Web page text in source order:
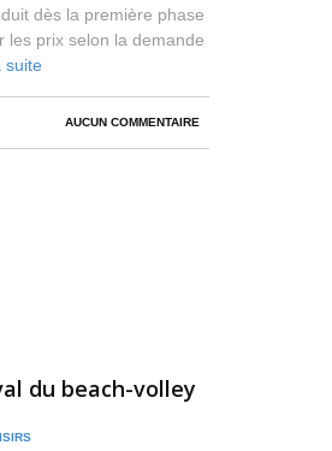
dès la première phase
les prix selon la demande
suite
AUCUN COMMENTAIRE
du beach-volley